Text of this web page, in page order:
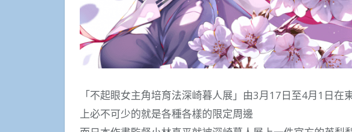
「不起眼女主角培育法深崎暮人展」由3月17日至4月1日在
上必不可少的就是各種各樣的限定周邊